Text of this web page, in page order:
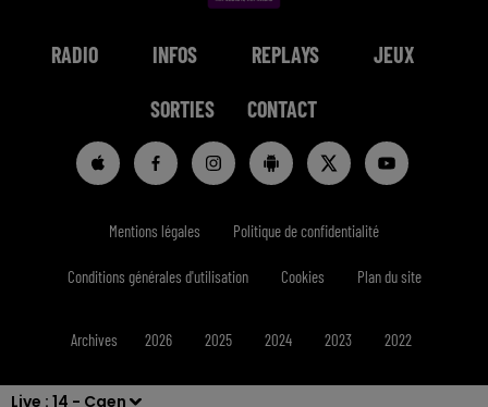
Live : 14 - Caen
RADIO INFOS REPLAYS JEUX
SORTIES CONTACT
Mentions légales Politique de confidentialité
Conditions générales d'utilisation Cookies Plan du site
Archives 2026 2025 2024 2023 2022